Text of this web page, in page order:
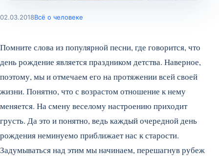
02.03.2018Всё о человеке
Помните слова из популярной песни, где говорится, что
день рождение является праздником детства. Наверное,
поэтому, мы и отмечаем его на протяжении всей своей
жизни. Понятно, что с возрастом отношение к нему
меняется. На смену веселому настроению приходит
грусть. Да это и понятно, ведь каждый очередной день
рождения неминуемо приближает нас к старости.
Задумываться над этим мы начинаем, перешагнув рубеж